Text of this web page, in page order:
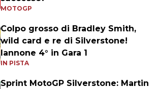
MOTOGP
Colpo grosso di Bradley Smith,
wild card e re di Silverstone!
Iannone 4° in Gara 1
IN PISTA
Sprint MotoGP Silverstone: Martin